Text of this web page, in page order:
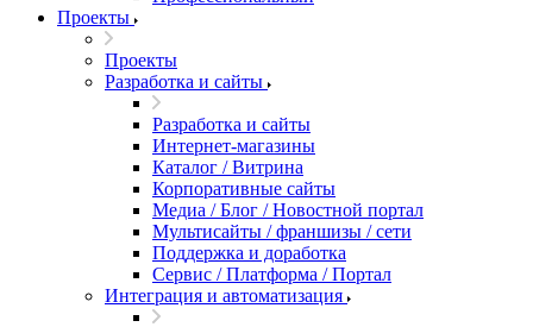
Проекты
Проекты
Разработка и сайты
Разработка и сайты
Интернет-магазины
Каталог / Витрина
Корпоративные сайты
Медиа / Блог / Новостной портал
Мультисайты / франшизы / сети
Поддержка и доработка
Сервис / Платформа / Портал
Интеграция и автоматизация